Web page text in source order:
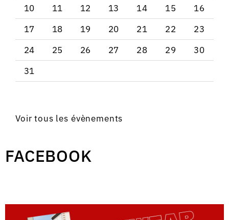
10
11 12 13 14 15
16
17
18 19 20 21 22
23
24
25 26 27 28 29
30
31
Voir tous les évènements
FACEBOOK